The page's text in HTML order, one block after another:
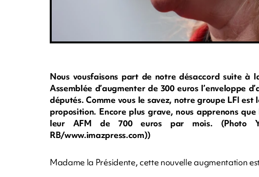
Nous vousfaisons part de notre désaccord suite à
Assemblée d’augmenter de 300 euros l’enveloppe
députés. Comme vous le savez, notre groupe LFI
proposition. Encore plus grave, nous apprenons
leur AFM de 700 euros par mois. (Photo
RB/www.imazpress.com))
Madame la Présidente, cette nouvelle augmentation